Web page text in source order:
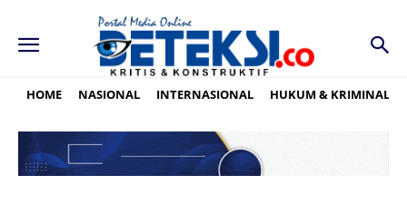
HOME NASIONAL INTERNASIONAL HUKUM & KRIMINAL